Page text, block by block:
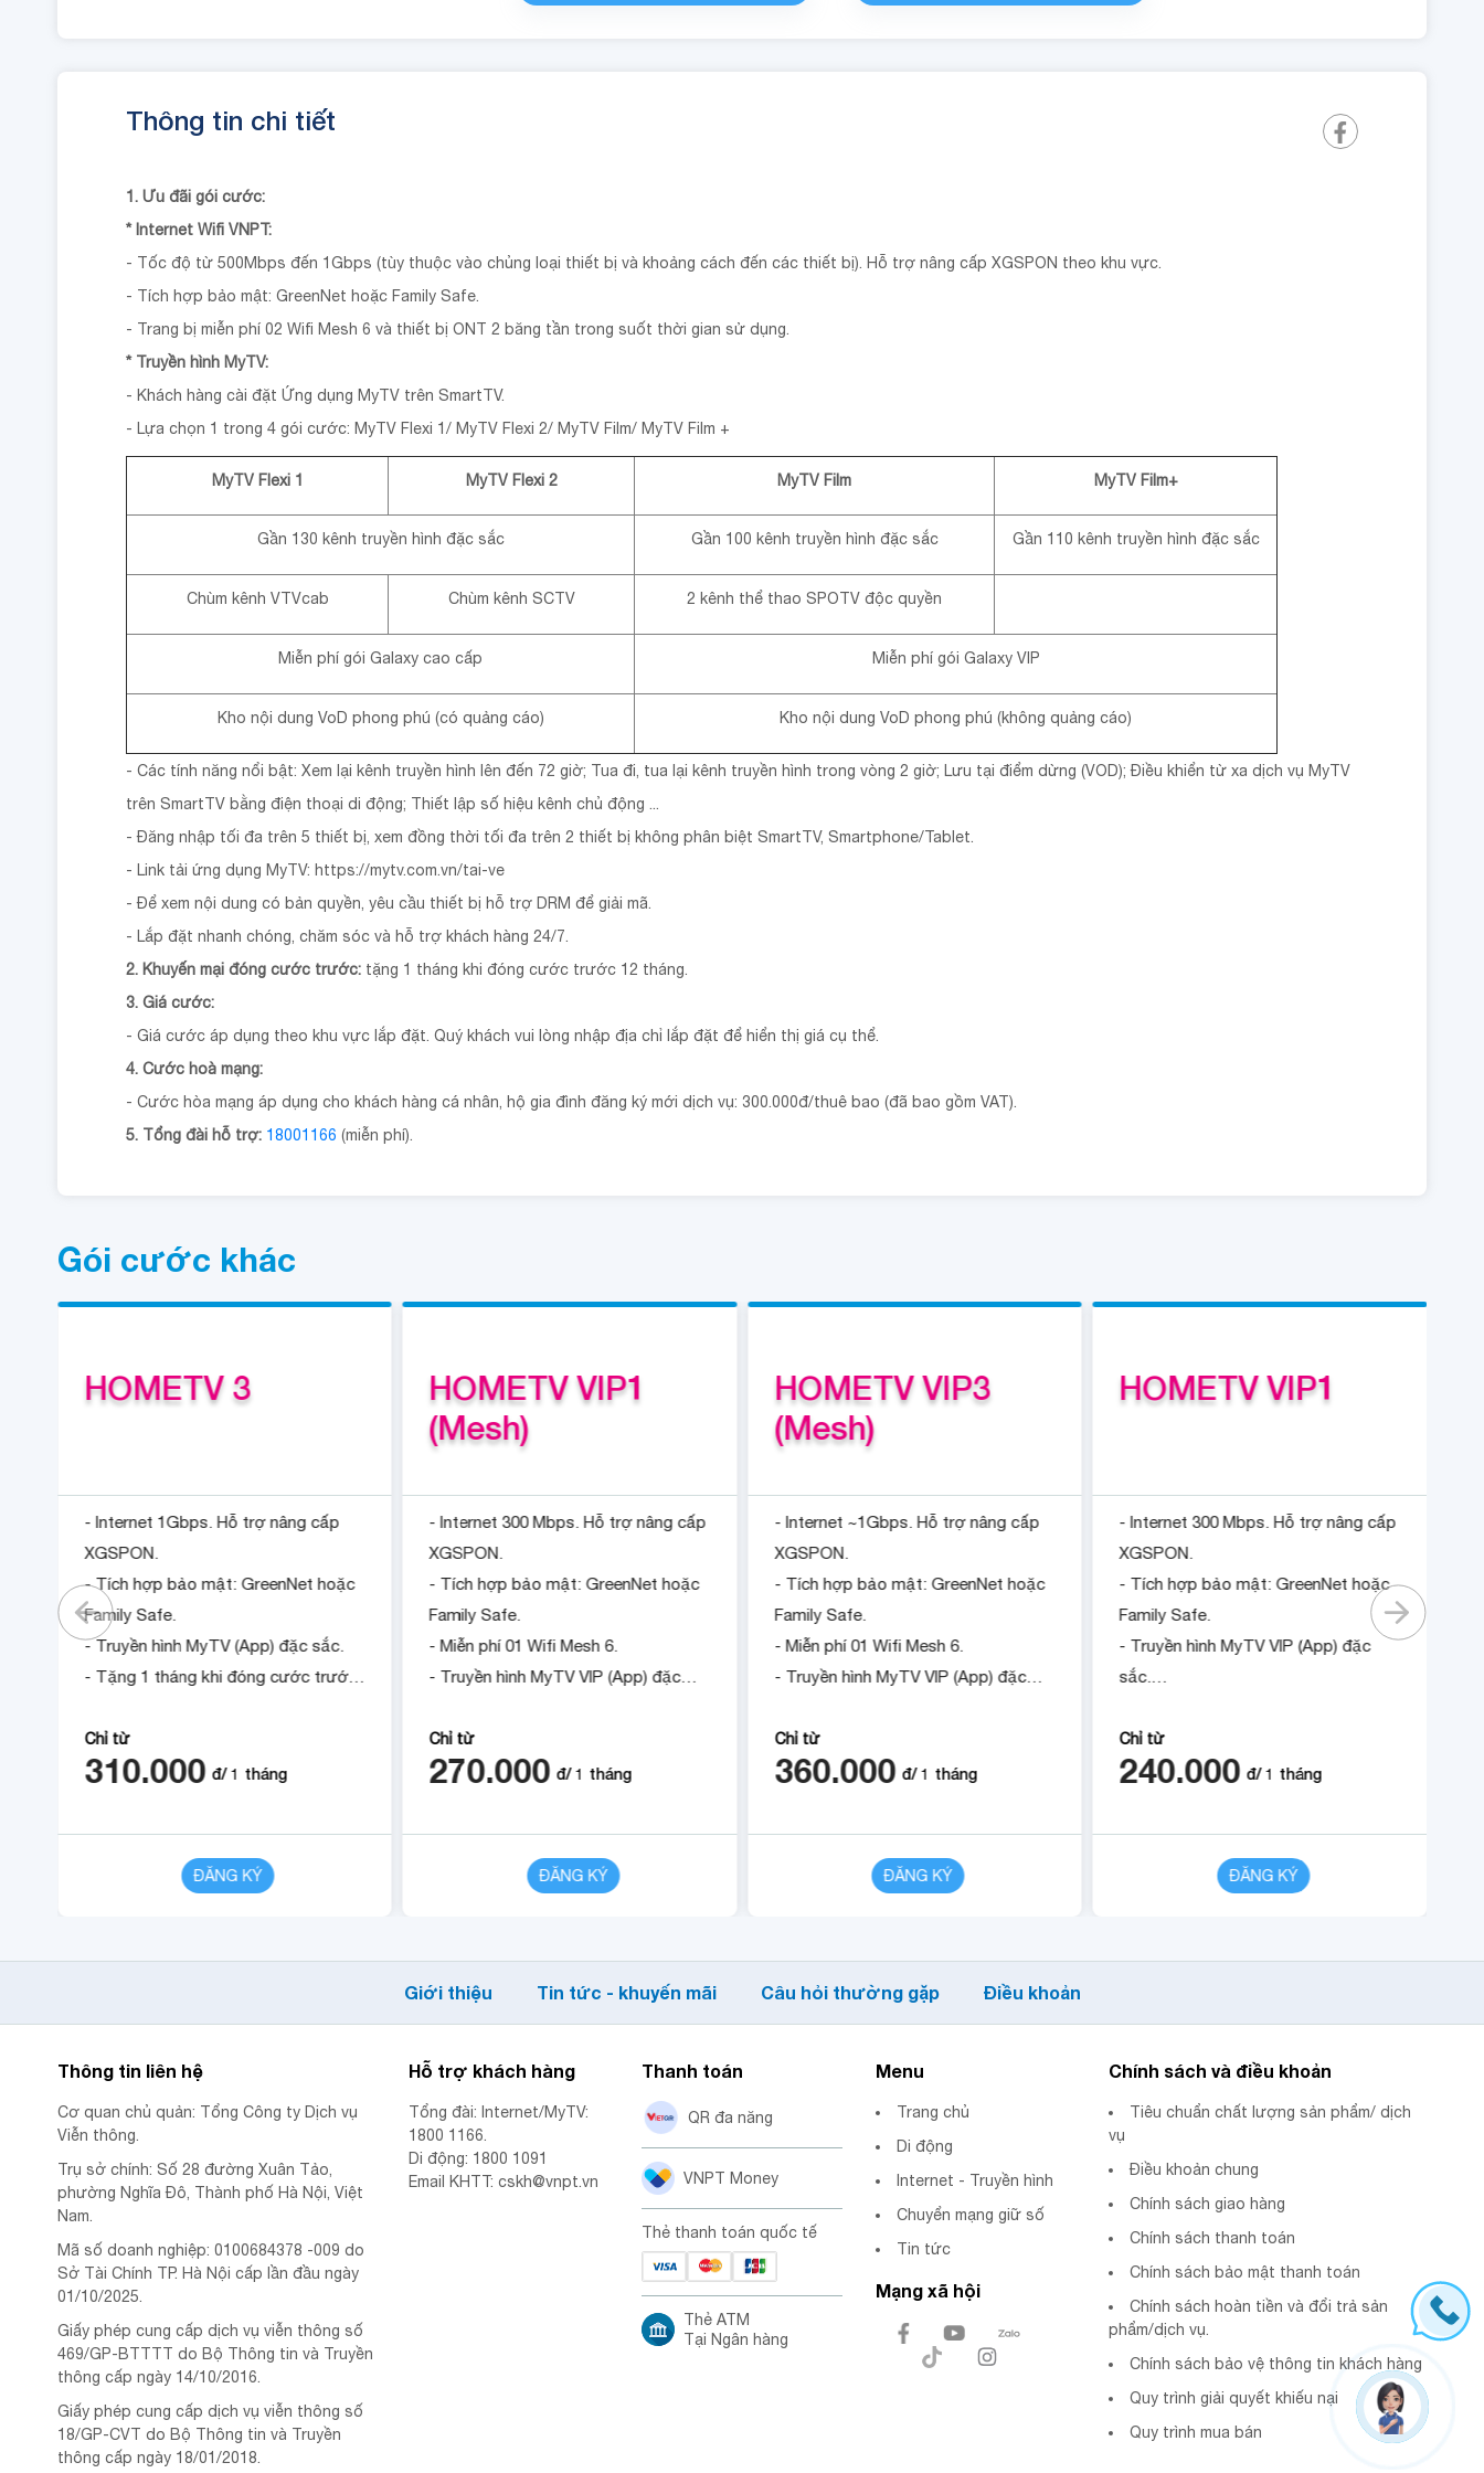
Thông tin chi tiết
1. Ưu đãi gói cước:
* Internet Wifi VNPT:
- Tốc độ từ 500Mbps đến 1Gbps (tùy thuộc vào chủng loại thiết bị và khoảng cách đến các thiết bị). Hỗ trợ nâng cấp XGSPON theo khu vực.
- Tích hợp bảo mật: GreenNet hoặc Family Safe.
- Trang bị miễn phí 02 Wifi Mesh 6 và thiết bị ONT 2 băng tần trong suốt thời gian sử dụng.
* Truyền hình MyTV:
- Khách hàng cài đặt Ứng dụng MyTV trên SmartTV.
- Lựa chọn 1 trong 4 gói cước: MyTV Flexi 1/ MyTV Flexi 2/ MyTV Film/ MyTV Film +
MyTV Flexi 1 MyTV Flexi 2 MyTV Film MyTV Film+
Gần 130 kênh truyền hình đặc sắc Gần 100 kênh truyền hình đặc sắc Gần 110 kênh truyền hình đặc sắc
Chùm kênh VTVcab Chùm kênh SCTV 2 kênh thể thao SPOTV độc quyền
Miễn phí gói Galaxy cao cấp Miễn phí gói Galaxy VIP
Kho nội dung VoD phong phú (có quảng cáo) Kho nội dung VoD phong phú (không quảng cáo)
- Các tính năng nổi bật: Xem lại kênh truyền hình lên đến 72 giờ; Tua đi, tua lại kênh truyền hình trong vòng 2 giờ; Lưu tại điểm dừng (VOD); Điều khiển từ xa dịch vụ MyTV
trên SmartTV bằng điện thoại di động; Thiết lập số hiệu kênh chủ động ...
- Đăng nhập tối đa trên 5 thiết bị, xem đồng thời tối đa trên 2 thiết bị không phân biệt SmartTV, Smartphone/Tablet.
- Link tải ứng dụng MyTV: https://mytv.com.vn/tai-ve
- Để xem nội dung có bản quyền, yêu cầu thiết bị hỗ trợ DRM để giải mã.
- Lắp đặt nhanh chóng, chăm sóc và hỗ trợ khách hàng 24/7.
2. Khuyến mại đóng cước trước: tặng 1 tháng khi đóng cước trước 12 tháng.
3. Giá cước:
- Giá cước áp dụng theo khu vực lắp đặt. Quý khách vui lòng nhập địa chỉ lắp đặt để hiển thị giá cụ thể.
4. Cước hoà mạng:
- Cước hòa mạng áp dụng cho khách hàng cá nhân, hộ gia đình đăng ký mới dịch vụ: 300.000đ/thuê bao (đã bao gồm VAT).
5. Tổng đài hỗ trợ: 18001166 (miễn phí).
Gói cước khác
HOMETV 3
- Internet 1Gbps. Hỗ trợ nâng cấp
XGSPON.
- Tích hợp bảo mật: GreenNet hoặc
Family Safe.
- Truyền hình MyTV (App) đặc sắc.
- Tặng 1 tháng khi đóng cước trước
Chỉ từ
310.000 đ/1 tháng
ĐĂNG KÝ
HOMETV VIP1
(Mesh)
- Internet 300 Mbps. Hỗ trợ nâng cấp
XGSPON.
- Tích hợp bảo mật: GreenNet hoặc
Family Safe.
- Miễn phí 01 Wifi Mesh 6.
- Truyền hình MyTV VIP (App) đặc
- Tặng 1 tháng khi đóng cước trước
12 tháng.
Chỉ từ
270.000 đ/1 tháng
ĐĂNG KÝ
HOMETV VIP3
(Mesh)
- Internet ~1Gbps. Hỗ trợ nâng cấp
XGSPON.
- Tích hợp bảo mật: GreenNet hoặc
Family Safe.
- Miễn phí 01 Wifi Mesh 6.
- Truyền hình MyTV VIP (App) đặc
- Tặng 1 tháng khi đóng cước trước
12 tháng.
Chỉ từ
360.000 đ/1 tháng
ĐĂNG KÝ
HOMETV VIP1
- Internet 300 Mbps. Hỗ trợ nâng cấp
XGSPON.
- Tích hợp bảo mật: GreenNet hoặc
Family Safe.
- Truyền hình MyTV VIP (App) đặc
sắc.
12 tháng.
Chỉ từ
240.000 đ/1 tháng
ĐĂNG KÝ
Giới thiệu Tin tức - khuyến mãi Câu hỏi thường gặp Điều khoản
Thông tin liên hệ
Cơ quan chủ quản: Tổng Công ty Dịch vụ
Viễn thông.
Trụ sở chính: Số 28 đường Xuân Tảo,
phường Nghĩa Đô, Thành phố Hà Nội, Việt
Nam.
Mã số doanh nghiệp: 0100684378 -009 do
Sở Tài Chính TP. Hà Nội cấp lần đầu ngày
01/10/2025.
Giấy phép cung cấp dịch vụ viễn thông số
469/GP-BTTTT do Bộ Thông tin và Truyền
thông cấp ngày 14/10/2016.
Giấy phép cung cấp dịch vụ viễn thông số
18/GP-CVT do Bộ Thông tin và Truyền
thông cấp ngày 18/01/2018.
Hỗ trợ khách hàng
Tổng đài: Internet/MyTV:
1800 1166.
Di động: 1800 1091
Email KHTT: cskh@vnpt.vn
Thanh toán
QR đa năng
VNPT Money
Thẻ thanh toán quốc tế
Thẻ ATM
Tại Ngân hàng
Menu
Trang chủ
Di động
Internet - Truyền hình
Chuyển mạng giữ số
Tin tức
Mạng xã hội
Chính sách và điều khoản
Tiêu chuẩn chất lượng sản phẩm/ dịch
vụ
Điều khoản chung
Chính sách giao hàng
Chính sách thanh toán
Chính sách bảo mật thanh toán
Chính sách hoàn tiền và đổi trả sản
phẩm/dịch vụ.
Chính sách bảo vệ thông tin khách hàng
Quy trình giải quyết khiếu nại
Quy trình mua bán